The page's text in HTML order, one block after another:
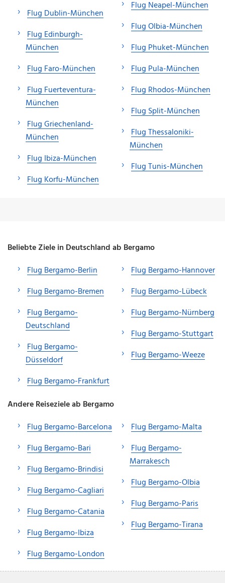
Flug Dublin-München
Flug Edinburgh-
München
Flug Faro-München
Flug Fuerteventura-
München
Flug Griechenland-
München
Flug Ibiza-München
Flug Korfu-München
Flug Neapel-München
Flug Olbia-München
Flug Phuket-München
Flug Pula-München
Flug Rhodos-München
Flug Split-München
Flug Thessaloniki-
München
Flug Tunis-München
Beliebte Ziele in Deutschland ab Bergamo
Flug Bergamo-Berlin
Flug Bergamo-Bremen
Flug Bergamo-
Deutschland
Flug Bergamo-
Düsseldorf
Flug Bergamo-Frankfurt
Flug Bergamo-Hannover
Flug Bergamo-Lübeck
Flug Bergamo-Nürnberg
Flug Bergamo-Stuttgart
Flug Bergamo-Weeze
Andere Reiseziele ab Bergamo
Flug Bergamo-Barcelona
Flug Bergamo-Bari
Flug Bergamo-Brindisi
Flug Bergamo-Cagliari
Flug Bergamo-Catania
Flug Bergamo-Ibiza
Flug Bergamo-London
Flug Bergamo-Malta
Flug Bergamo-
Marrakesch
Flug Bergamo-Olbia
Flug Bergamo-Paris
Flug Bergamo-Tirana